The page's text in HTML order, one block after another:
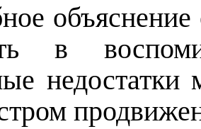
в
недостатки